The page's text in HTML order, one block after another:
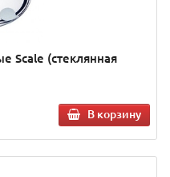
Scale (стеклянная
В корзину